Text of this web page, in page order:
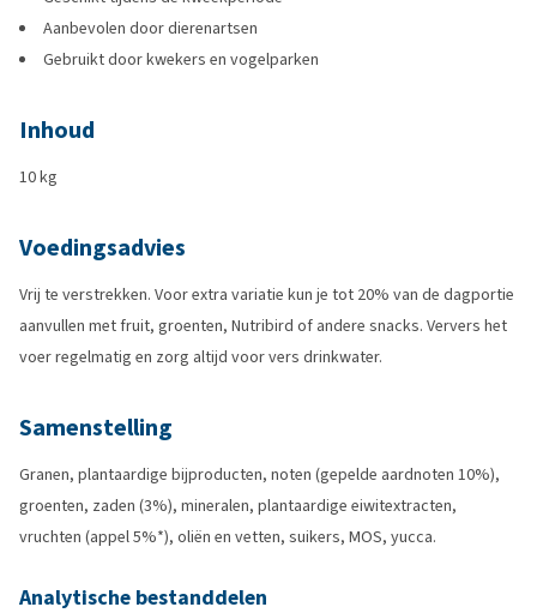
Aanbevolen door dierenartsen
Gebruikt door kwekers en vogelparken
Inhoud
10 kg
Voedingsadvies
Vrij te verstrekken. Voor extra variatie kun je tot 20% van de dagportie
aanvullen met fruit, groenten, Nutribird of andere snacks. Ververs het
voer regelmatig en zorg altijd voor vers drinkwater.
Samenstelling
Granen, plantaardige bijproducten, noten (gepelde aardnoten 10%),
groenten, zaden (3%), mineralen, plantaardige eiwitextracten,
vruchten (appel 5%*), oliën en vetten, suikers, MOS, yucca.
Analytische bestanddelen